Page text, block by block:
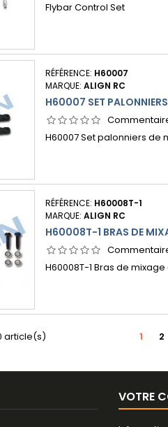
Flybar Control Set
RÉFÉRENCE: H60007
MARQUE: ALIGN RC
H60007 SET
H60007 Set palonniers de
RÉFÉRENCE: H60008T-1
MARQUE: ALIGN RC
H60008T-1 BRAS DE
H60008T-1 Bras de
article(s) 1 2
VOTRE